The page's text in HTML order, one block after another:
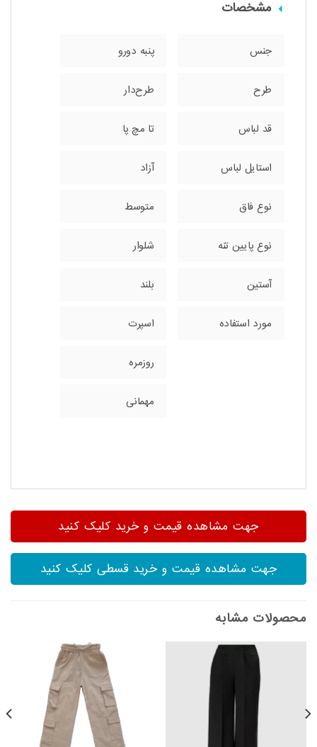
مشخصات
جنس پنبه دورو
طرح طرح‌دار
قد لباس تا مچ پا
استایل لباس آزاد
نوع فاق متوسط
نوع پایین تنه شلوار
آستین بلند
مورد استفاده اسپرت
روزمره
مهمانی
جهت مشاهده قیمت و خرید کلیک کنید
جهت مشاهده قیمت و خرید قسطی کلیک کنید
محصولات مشابه